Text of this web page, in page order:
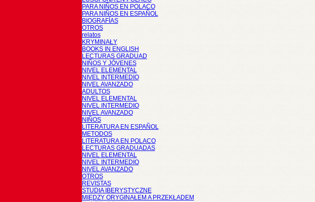
PARA NIÑOS EN POLACO
PARA NIÑOS EN ESPAÑOL
BIOGRAFÍAS
OTROS
relatos
KRYMINAŁY
BOOKS IN ENGLISH
LECTURAS GRADUAD
NIÑOS Y JÓVENES
NIVEL ELEMENTAL
NIVEL INTERMEDIO
NIVEL AVANZADO
ADULTOS
NIVEL ELEMENTAL
NIVEL INTERMEDIO
NIVEL AVANZADO
NIÑOS
LITERATURA EN ESPAÑOL
METODOS
LITERATURA EN POLACO
LECTURAS GRADUADAS
NIVEL ELEMENTAL
NIVEL INTERMEDIO
NIVEL AVANZADO
OTROS
REVISTAS
STUDIA IBERYSTYCZNE
MIĘDZY ORYGINAŁEM A PRZEKŁADEM